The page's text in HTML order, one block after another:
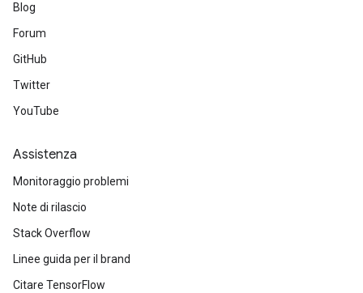
Blog
Forum
GitHub
Twitter
YouTube
Assistenza
Monitoraggio problemi
Note di rilascio
Stack Overflow
Linee guida per il brand
Citare TensorFlow